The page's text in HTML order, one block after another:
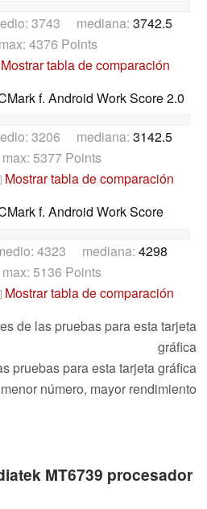
3743 mediana: 3742.5
4376 Points
Mostrar tabla de comparación
f. Android Work Score 2.0
3206 mediana: 3142.5
5377 Points
Mostrar tabla de comparación
f. Android Work Score
4323 mediana: 4298
5136 Points
Mostrar tabla de comparación
de las pruebas para esta tarjeta
gráfica
pruebas para esta tarjeta gráfica
número, mayor rendimiento
MT6739 procesador